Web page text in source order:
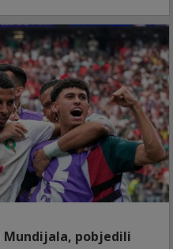
pobjedili